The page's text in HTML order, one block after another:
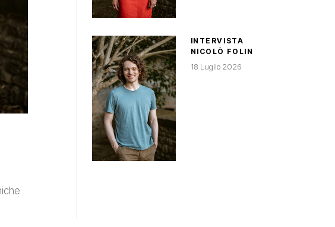
INTERVISTA
NICOLÒ FOLIN
18 Luglio 2026